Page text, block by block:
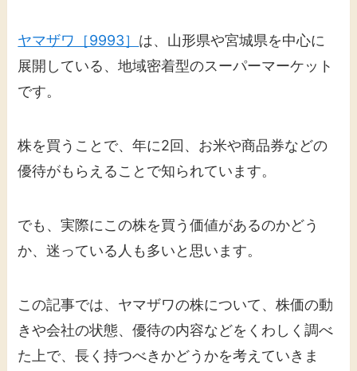
ヤマザワ［9993］ は、山形県や宮城県を中心に
展開している、地域密着型のスーパーマーケット
です。
株を買うことで、年に2回、お米や商品券などの
優待がもらえることで知られています。
でも、実際にこの株を買う価値があるのかどう
か、迷っている人も多いと思います。
この記事では、ヤマザワの株について、株価の動
きや会社の状態、優待の内容などをくわしく調べ
た上で、長く持つべきかどうかを考えていきま